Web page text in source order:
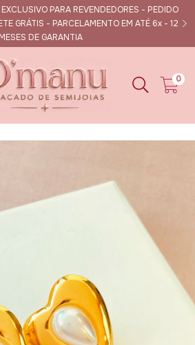
PARA REVENDEDORES - PEDIDO
GRÁTIS - PARCELAMENTO EM ATÉ 6x - 12
MESES DE GARANTIA
0